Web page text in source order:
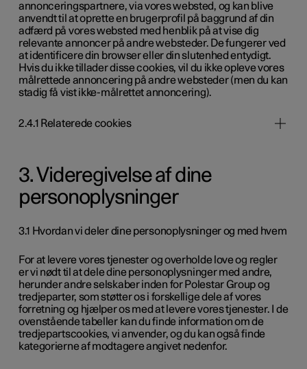
annonceringspartnere, via vores websted, og kan blive
anvendt til at oprette en brugerprofil på baggrund af din
adfærd på vores websted med henblik på at vise dig
relevante annoncer på andre websteder. De fungerer ved
at identificere din browser eller din slutenhed entydigt.
Hvis du ikke tillader disse cookies, vil du ikke opleve vores
målrettede annoncering på andre websteder (men du kan
stadig få vist ikke-målrettet annoncering).
2.4.1 Relaterede cookies
3. Videregivelse af dine
personoplysninger
3.1 Hvordan vi deler dine personoplysninger og med hvem
For at levere vores tjenester og overholde love og regler
er vi nødt til at dele dine personoplysninger med andre,
herunder andre selskaber inden for Polestar Group og
tredjeparter, som støtter os i forskellige dele af vores
forretning og hjælper os med at levere vores tjenester. I de
ovenstående tabeller kan du finde information om de
tredjepartscookies, vi anvender, og du kan også finde
kategorierne af modtagere angivet nedenfor.